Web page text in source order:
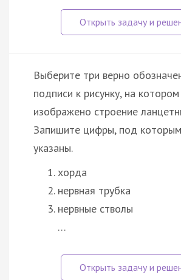
Выберите три верно
подписи к рисунку, на котором
изображено строение
Запишите цифры, под
указаны.
хорда
нервная трубка
нервные стволы
…